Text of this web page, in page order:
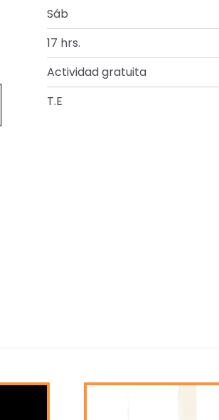
Sáb
17 hrs.
Actividad gratuita
T.E